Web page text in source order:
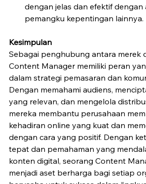
dengan jelas dan efektif
pemangku kepentingan lainnya.
Kesimpulan
Sebagai penghubung antara merek
Content Manager memiliki peran
dalam strategi pemasaran dan
Dengan memahami audiens,
yang relevan, dan mengelola
mereka membantu perusahaan
kehadiran online yang kuat dan
dengan cara yang positif. Dengan
tepat dan pemahaman yang
konten digital, seorang Content
menjadi aset berharga bagi setiap